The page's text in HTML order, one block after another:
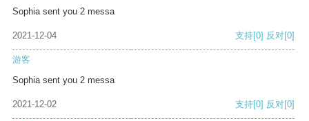
Sophia sent you 2 messa
2021-12-04 支持[0] 反对[0]
游客
Sophia sent you 2 messa
2021-12-02 支持[0] 反对[0]